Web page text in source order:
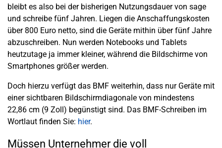
bleibt es also bei der bisherigen Nutzungsdauer von sage
und schreibe fünf Jahren. Liegen die Anschaffungskosten
über 800 Euro netto, sind die Geräte mithin über fünf Jahre
abzuschreiben. Nun werden Notebooks und Tablets
heutzutage ja immer kleiner, während die Bildschirme von
Smartphones größer werden.
Doch hierzu verfügt das BMF weiterhin, dass nur Geräte mit
einer sichtbaren Bildschirmdiagonale von mindestens
22,86 cm (9 Zoll) begünstigt sind. Das BMF-Schreiben im
Wortlaut finden Sie: hier.
Müssen Unternehmer die voll